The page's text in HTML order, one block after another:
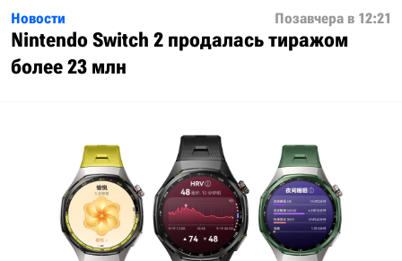
Новости Позавчера в 12:21
Nintendo Switch 2 продалась тиражом
более 23 млн